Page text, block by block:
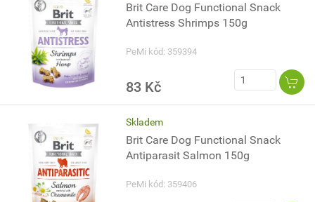
Brit Care Dog Functional Snack
Antistress Shrimps 150g
PeMi kód: 359394
83 Kč
Skladem
Brit Care Dog Functional Snack
Antiparasit Salmon 150g
PeMi kód: 359406